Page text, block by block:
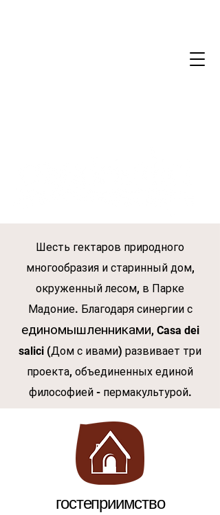
Шесть гектаров природного
многообразия и старинный дом,
окруженный лесом, в Парке
Мадоние. Благодаря синергии с
единомышленниками, Casa dei
salici (Дом с ивами) развивает три
проекта, объединенных единой
философией - пермакультурой.
гостеприимство